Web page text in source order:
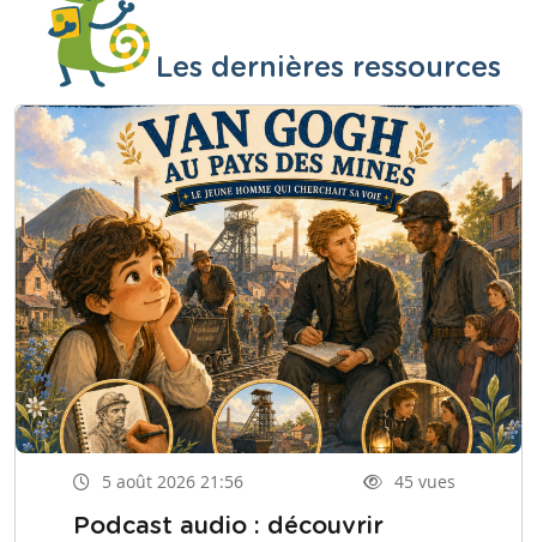
Les dernières ressources
5 août 2026 21:56 45 vues
Podcast audio : découvrir